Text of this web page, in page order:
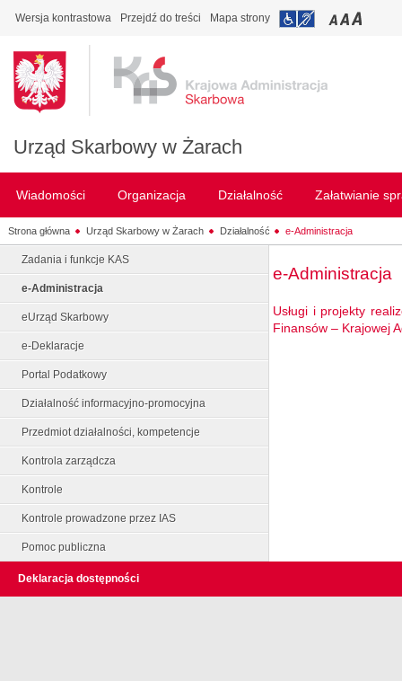
Wersja kontrastowa Przejdź do treści Mapa strony
Urząd Skarbowy w Żarach
Wiadomości Organizacja Działalność Załatwianie
Strona główna Urząd Skarbowy w Żarach Działalność e-Administracja
Zadania i funkcje KAS
e-Administracja
eUrząd Skarbowy
e-Deklaracje
Portal Podatkowy
Działalność informacyjno-promocyjna
Przedmiot działalności, kompetencje
Kontrola zarządcza
Kontrole
Kontrole prowadzone przez IAS
Pomoc publiczna
e-Administracja
Usługi i projekty
Finansów – Krajowej
Deklaracja dostępności